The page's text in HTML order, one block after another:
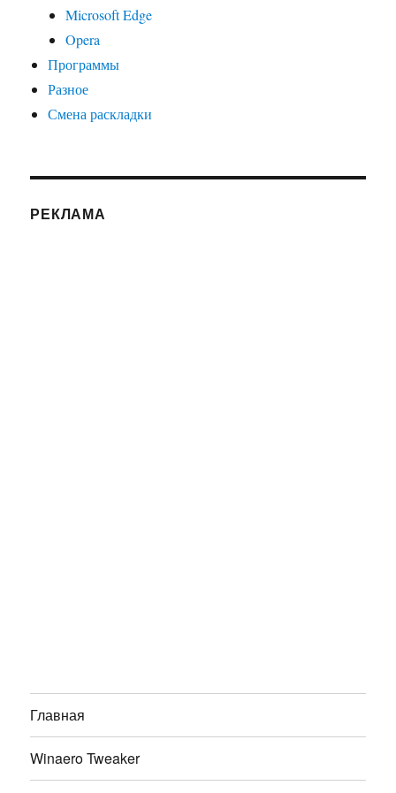
Microsoft Edge
Opera
Программы
Разное
Смена раскладки
РЕКЛАМА
Главная
Winaero Tweaker